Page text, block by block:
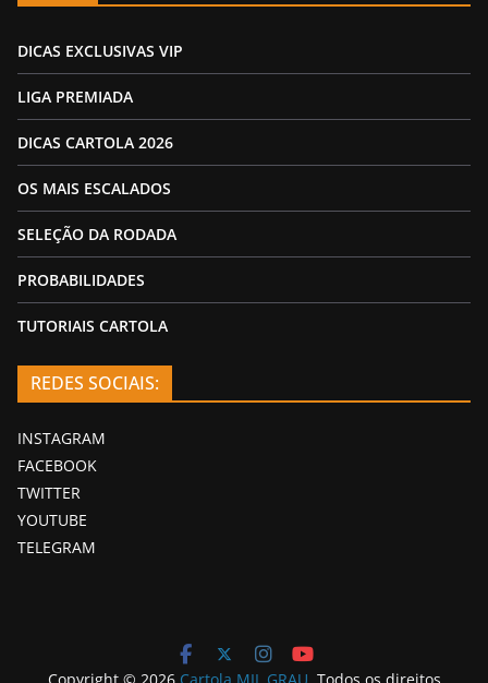
DICAS EXCLUSIVAS VIP
LIGA PREMIADA
DICAS CARTOLA 2026
OS MAIS ESCALADOS
SELEÇÃO DA RODADA
PROBABILIDADES
TUTORIAIS CARTOLA
REDES SOCIAIS:
INSTAGRAM
FACEBOOK
TWITTER
YOUTUBE
TELEGRAM
Copyright © 2026 Cartola MIL GRAU . Todos os direitos